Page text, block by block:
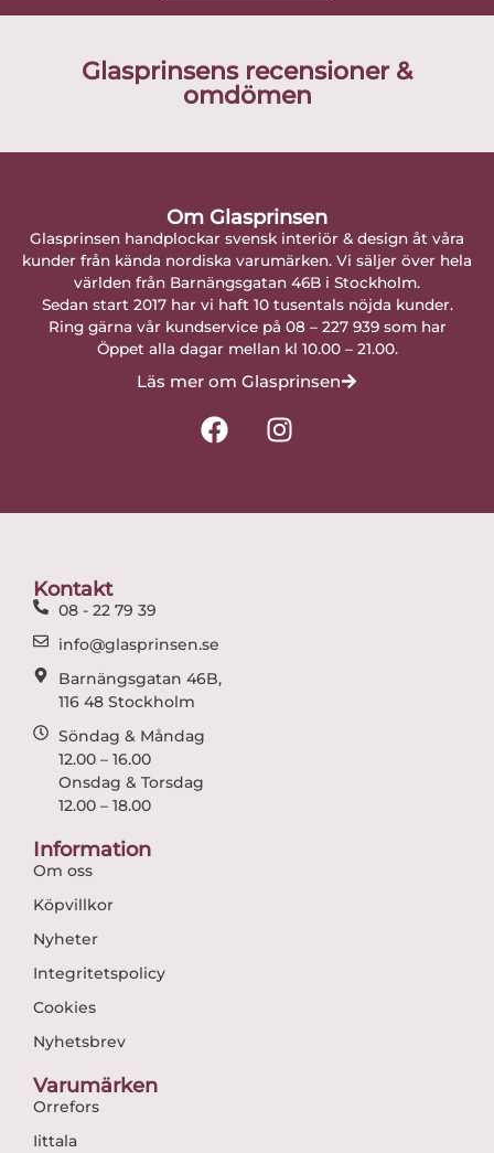
Glasprinsens recensioner &
omdömen
Om Glasprinsen
Glasprinsen handplockar svensk interiör & design åt våra
kunder från kända nordiska varumärken. Vi säljer över hela
världen från Barnängsgatan 46B i Stockholm.
Sedan start 2017 har vi haft 10 tusentals nöjda kunder.
Ring gärna vår kundservice på 08 – 227 939 som har
Öppet alla dagar mellan kl 10.00 – 21.00.
Läs mer om Glasprinsen
F
a
I
n
Kontakt
08 - 22 79 39
info@glasprinsen.se
Barnängsgatan 46B,
116 48 Stockholm
Söndag & Måndag
12.00 – 16.00
Onsdag & Torsdag
12.00 – 18.00
Information
Om oss
Köpvillkor
Nyheter
Integritetspolicy
Cookies
Nyhetsbrev
Varumärken
Orrefors
Iittala